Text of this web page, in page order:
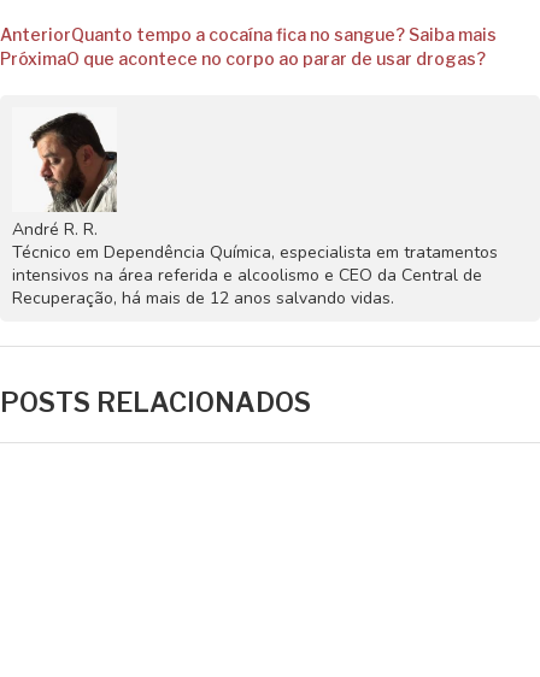
AnteriorQuanto tempo a cocaína fica no sangue? Saiba mais
PróximaO que acontece no corpo ao parar de usar drogas?
André R. R.
Técnico em Dependência Química, especialista em tratamentos
intensivos na área referida e alcoolismo e CEO da Central de
Recuperação, há mais de 12 anos salvando vidas.
POSTS RELACIONADOS